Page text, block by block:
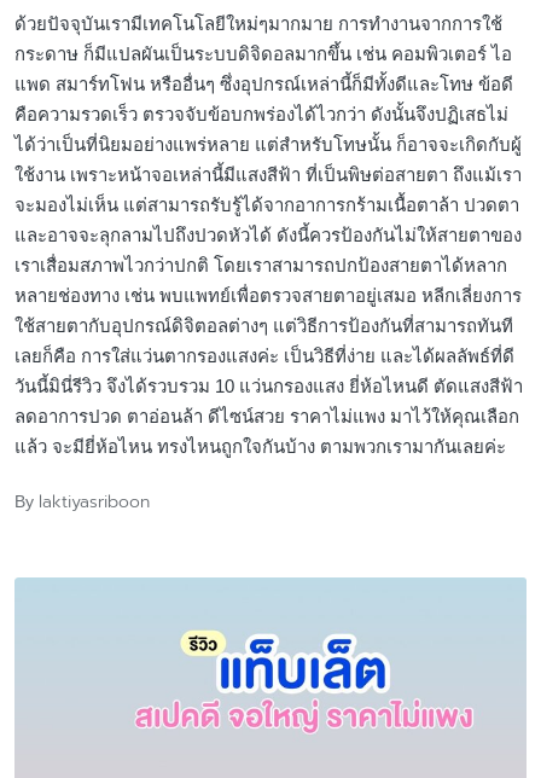
ด้วยปัจจุบันเรามีเทคโนโลยีใหม่ๆมากมาย การทำงานจากการใช้
กระดาษ ก็มีแปลผันเป็นระบบดิจิดอลมากขึ้น เช่น คอมพิวเตอร์ ไอ
แพด สมาร์ทโฟน หรืออื่นๆ ซึ่งอุปกรณ์เหล่านี้ก็มีทั้งดีและโทษ ข้อดี
คือความรวดเร็ว ตรวจจับข้อบกพร่องได้ไวกว่า ดังนั้นจึงปฏิเสธไม่
ได้ว่าเป็นที่นิยมอย่างแพร่หลาย แต่สำหรับโทษนั้น ก็อาจจะเกิดกับผู้
ใช้งาน เพราะหน้าจอเหล่านี้มีแสงสีฟ้า ที่เป็นพิษต่อสายตา ถึงแม้เรา
จะมองไม่เห็น แต่สามารถรับรู้ได้จากอาการกร้ามเนื้อตาล้า ปวดตา
และอาจจะลุกลามไปถึงปวดหัวได้ ดังนี้ควรป้องกันไม่ให้สายตาของ
เราเสื่อมสภาพไวกว่าปกติ โดยเราสามารถปกป้องสายตาได้หลาก
หลายช่องทาง เช่น พบแพทย์เพื่อตรวจสายตาอยู่เสมอ หลีกเลี่ยงการ
ใช้สายตากับอุปกรณ์ดิจิตอลต่างๆ แต่วิธีการป้องกันที่สามารถทันที
เลยก็คือ การใส่แว่นตากรองแสงค่ะ เป็นวิธีที่ง่าย และได้ผลลัพธ์ที่ดี
วันนี้มินี่รีวิว จึงได้รวบรวม 10 แว่นกรองแสง ยี่ห้อไหนดี ตัดแสงสีฟ้า
ลดอาการปวด ตาอ่อนล้า ดีไซน์สวย ราคาไม่แพง มาไว้ให้คุณเลือก
แล้ว จะมียี่ห้อไหน ทรงไหนถูกใจกันบ้าง ตามพวกเรามากันเลยค่ะ
Posted
By laktiyasriboon